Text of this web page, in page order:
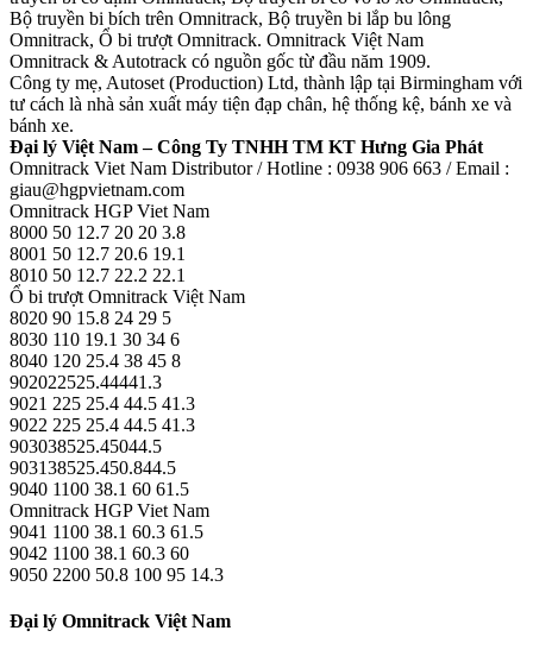
Bộ truyền bi bích trên Omnitrack, Bộ truyền bi lắp bu lông
Omnitrack, Ổ bi trượt Omnitrack. Omnitrack Việt Nam
Omnitrack & Autotrack có nguồn gốc từ đầu năm 1909.
Công ty mẹ, Autoset (Production) Ltd, thành lập tại Birmingham với
tư cách là nhà sản xuất máy tiện đạp chân, hệ thống kệ, bánh xe và
bánh xe.
Đại lý Việt Nam – Công Ty TNHH TM KT Hưng Gia Phát
Omnitrack Viet Nam Distributor / Hotline : 0938 906 663 / Email :
giau@hgpvietnam.com
Omnitrack HGP Viet Nam
8000 50 12.7 20 20 3.8
8001 50 12.7 20.6 19.1
8010 50 12.7 22.2 22.1
Ổ bi trượt Omnitrack Việt Nam
8020 90 15.8 24 29 5
8030 110 19.1 30 34 6
8040 120 25.4 38 45 8
902022525.44441.3
9021 225 25.4 44.5 41.3
9022 225 25.4 44.5 41.3
903038525.45044.5
903138525.450.844.5
9040 1100 38.1 60 61.5
Omnitrack HGP Viet Nam
9041 1100 38.1 60.3 61.5
9042 1100 38.1 60.3 60
9050 2200 50.8 100 95 14.3
Đại lý Omnitrack Việt Nam